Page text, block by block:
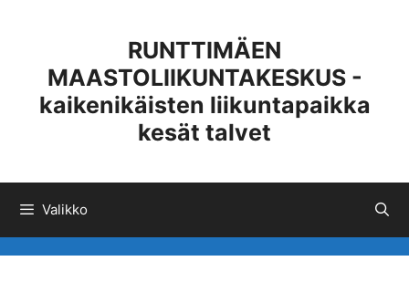
RUNTTIMÄEN
MAASTOLIIKUNTAKESKUS -
kaikenikäisten liikuntapaikka
kesät talvet
Valikko